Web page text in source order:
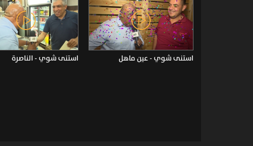
استنى شوي - عين ماهل استنى شوي - الناصرة